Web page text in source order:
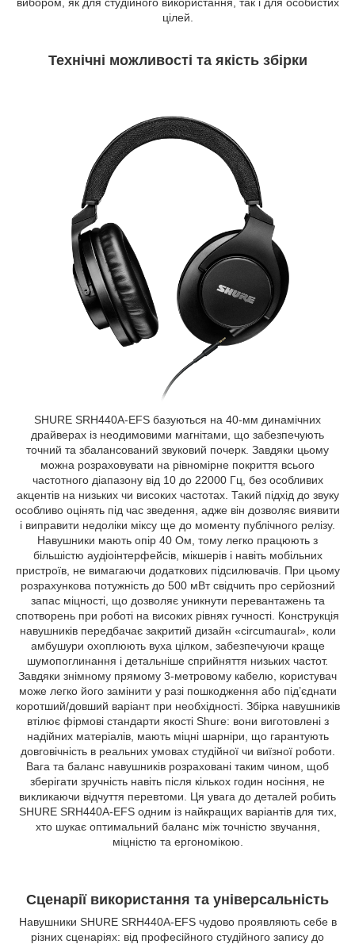
цілей.
Технічні можливості та якість збірки
SHURE SRH440A-EFS базуються на 40-мм динамічних
драйверах із неодимовими магнітами, що забезпечують
точний та збалансований звуковий почерк. Завдяки цьому
можна розраховувати на рівномірне покриття всього
частотного діапазону від 10 до 22000 Гц, без особливих
акцентів на низьких чи високих частотах. Такий підхід до звуку
особливо оцінять під час зведення, адже він дозволяє виявити
і виправити недоліки міксу ще до моменту публічного релізу.
Навушники мають опір 40 Ом, тому легко працюють з
більшістю аудіоінтерфейсів, мікшерів і навіть мобільних
пристроїв, не вимагаючи додаткових підсилювачів. При цьому
розрахункова потужність до 500 мВт свідчить про серйозний
запас міцності, що дозволяє уникнути перевантажень та
спотворень при роботі на високих рівнях гучності. Конструкція
навушників передбачає закритий дизайн «circumaural», коли
амбушури охоплюють вуха цілком, забезпечуючи краще
шумопоглинання і детальніше сприйняття низьких частот.
Завдяки знімному прямому 3-метровому кабелю, користувач
може легко його замінити у разі пошкодження або під’єднати
коротший/довший варіант при необхідності. Збірка навушників
втілює фірмові стандарти якості Shure: вони виготовлені з
надійних матеріалів, мають міцні шарніри, що гарантують
довговічність в реальних умовах студійної чи виїзної роботи.
Вага та баланс навушників розраховані таким чином, щоб
зберігати зручність навіть після кількох годин носіння, не
викликаючи відчуття перевтоми. Ця увага до деталей робить
SHURE SRH440A-EFS одним із найкращих варіантів для тих,
хто шукає оптимальний баланс між точністю звучання,
міцністю та ергономікою.
Сценарії використання та універсальність
Навушники SHURE SRH440A-EFS чудово проявляють себе в
різних сценаріях: від професійного студійного запису до